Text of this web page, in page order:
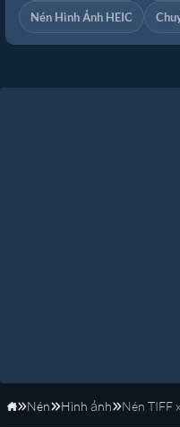
Nén Hình Ảnh HEIC
Trang Chủ
Nén Hình ảnh Nén TIFF